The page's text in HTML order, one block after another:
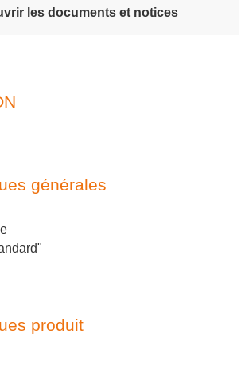
les documents et notices
générales
produit